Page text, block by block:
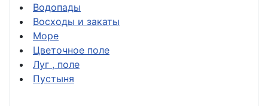
Водопады
Восходы и закаты
Море
Цветочное поле
Луг , поле
Пустыня